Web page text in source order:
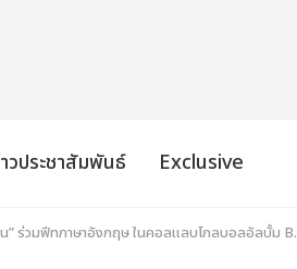
วประชาสัมพันธ์ Exclusive
น” ร่วมฟีทภาษาอังกฤษ ในคอลแลบโกลบอลอัลบั้ม